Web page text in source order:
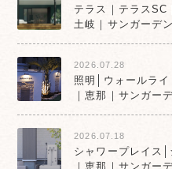
テラス｜テラスSC
土岐｜サンガーデ
2026.07.28
照明│ウォールラ
｜恵那｜サンガー
2026.07.18
シャワープレイス
｜恵那｜サンガー